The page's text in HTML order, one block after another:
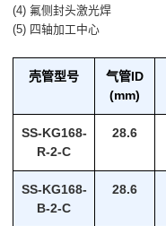
(4) 氟侧封头激光焊
(5) 四轴加工中心
壳管型号
气管ID
(mm)
SS-KG168-
R-2-C
28.6
SS-KG168-
B-2-C
28.6